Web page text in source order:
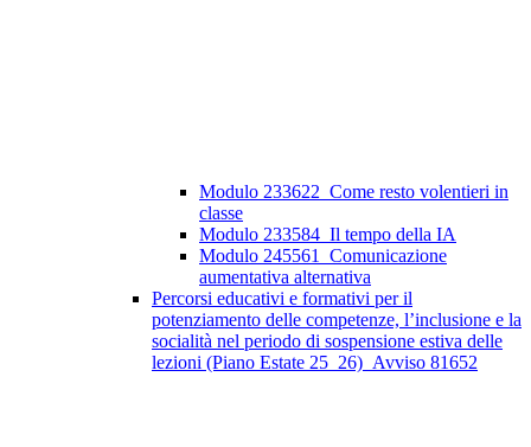
Modulo 233622_Come resto volentieri in
classe
Modulo 233584_Il tempo della IA
Modulo 245561_Comunicazione
aumentativa alternativa
Percorsi educativi e formativi per il
potenziamento delle competenze, l’inclusione e la
socialità nel periodo di sospensione estiva delle
lezioni (Piano Estate 25_26)_Avviso 81652